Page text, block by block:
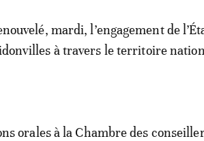
mardi, l’engagement de
à travers le territoire
orales à la Chambre des